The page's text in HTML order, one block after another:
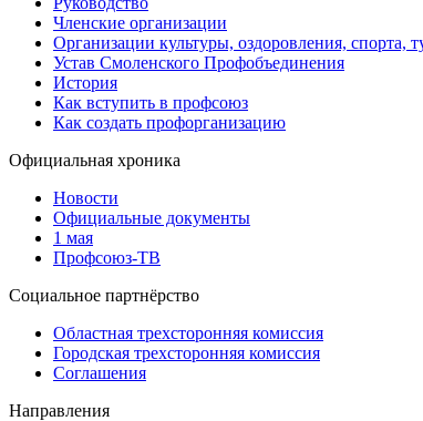
Членские организации
Организации культуры, оздоровления, спорта,
Устав Смоленского Профобъединения
История
Как вступить в профсоюз
Как создать профорганизацию
Официальная хроника
Новости
Официальные документы
1 мая
Профсоюз-ТВ
Социальное партнёрство
Областная трехсторонняя комиссия
Городская трехсторонняя комиссия
Соглашения
Направления